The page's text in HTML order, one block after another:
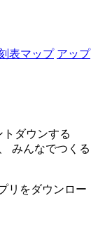
表マップ アップ
ダウンする
みんなでつくる
リをダウンロー